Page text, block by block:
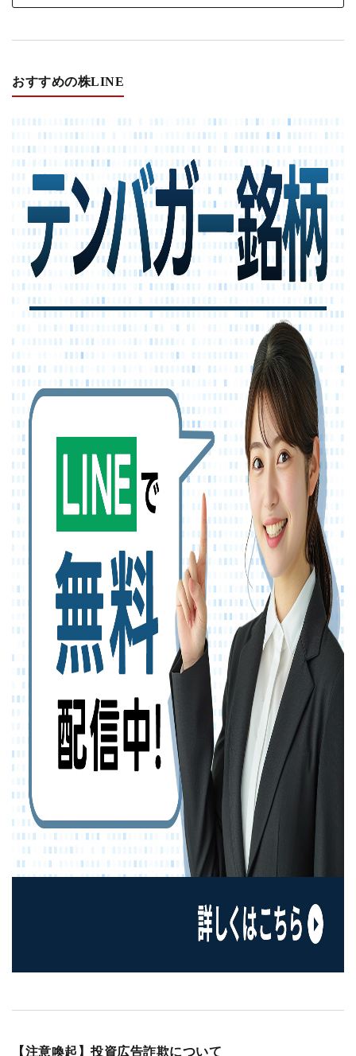
おすすめの株LINE
【注意喚起】投資広告詐欺について